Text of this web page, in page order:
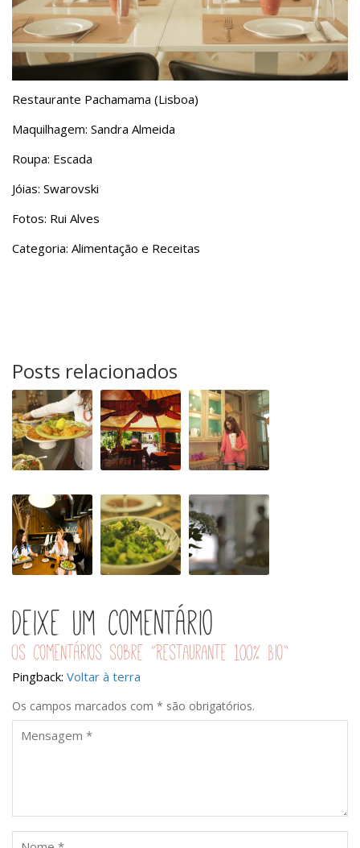
Restaurante Pachamama (Lisboa)
Maquilhagem: Sandra Almeida
Roupa: Escada
Jóias: Swarovski
Fotos: Rui Alves
Categoria: Alimentação e Receitas
Posts relacionados
Almoço
de
sabor
cor
No
Jardim
dos
Sentidos
Almoço
de
amigas
no
Origem
Salada
de
brócolos
algas
Deixe um comentário
Os comentários sobre “Restaurante 100% Bio”
Pingback: Voltar à terra
Os campos marcados com * são obrigatórios.